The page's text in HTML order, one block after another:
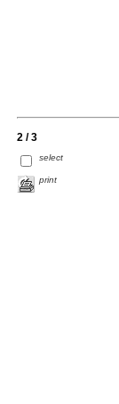
2 / 3
select
print